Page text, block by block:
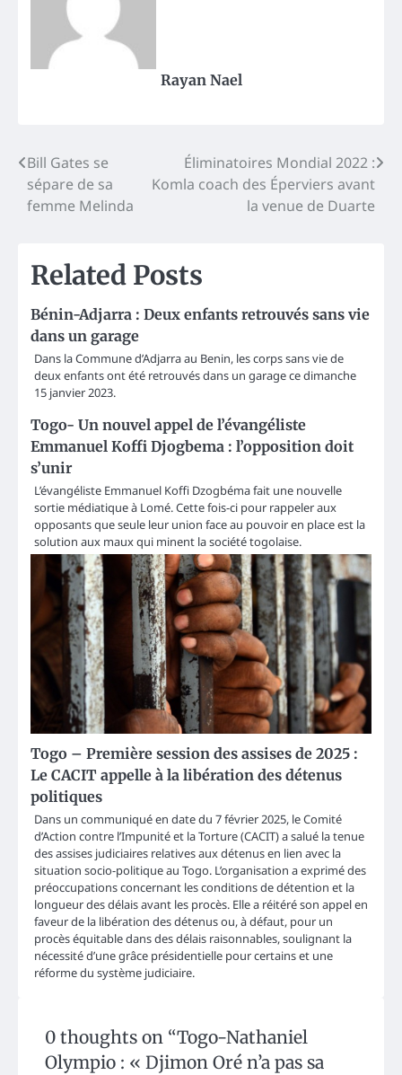
Rayan Nael
Post
navigation
Bill Gates se
sépare de sa
femme Melinda
Éliminatoires Mondial 2022 :
Komla coach des Éperviers avant
la venue de Duarte
Related Posts
Bénin-Adjarra : Deux enfants retrouvés sans vie
dans un garage
Dans la Commune d’Adjarra au Benin, les corps sans vie de
deux enfants ont été retrouvés dans un garage ce dimanche
15 janvier 2023.
Togo- Un nouvel appel de l’évangéliste
Emmanuel Koffi Djogbema : l’opposition doit
s’unir
L’évangéliste Emmanuel Koffi Dzogbéma fait une nouvelle
sortie médiatique à Lomé. Cette fois-ci pour rappeler aux
opposants que seule leur union face au pouvoir en place est la
solution aux maux qui minent la société togolaise.
Togo – Première session des assises de 2025 :
Le CACIT appelle à la libération des détenus
politiques
Dans un communiqué en date du 7 février 2025, le Comité
d’Action contre l’Impunité et la Torture (CACIT) a salué la tenue
des assises judiciaires relatives aux détenus en lien avec la
situation socio-politique au Togo. L’organisation a exprimé des
préoccupations concernant les conditions de détention et la
longueur des délais avant les procès. Elle a réitéré son appel en
faveur de la libération des détenus ou, à défaut, pour un
procès équitable dans des délais raisonnables, soulignant la
nécessité d’une grâce présidentielle pour certains et une
réforme du système judiciaire.
0 thoughts on “Togo-Nathaniel
Olympio : « Djimon Oré n’a pas sa